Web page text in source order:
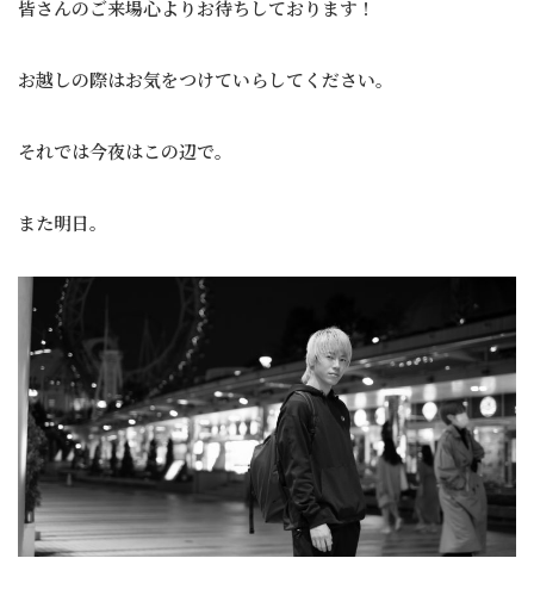
皆さんのご来場心よりお待ちしております！
お越しの際はお気をつけていらしてください。
それでは今夜はこの辺で。
また明日。